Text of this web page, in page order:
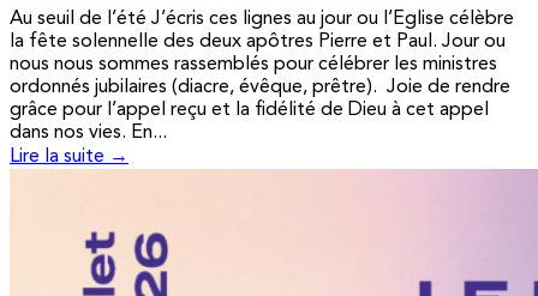
Au seuil de l’été J’écris ces lignes au jour ou l’Eglise célèbre
la fête solennelle des deux apôtres Pierre et Paul. Jour ou
nous nous sommes rassemblés pour célébrer les ministres
ordonnés jubilaires (diacre, évêque, prêtre). Joie de rendre
grâce pour l’appel reçu et la fidélité de Dieu à cet appel
dans nos vies. En...
Lire la suite →